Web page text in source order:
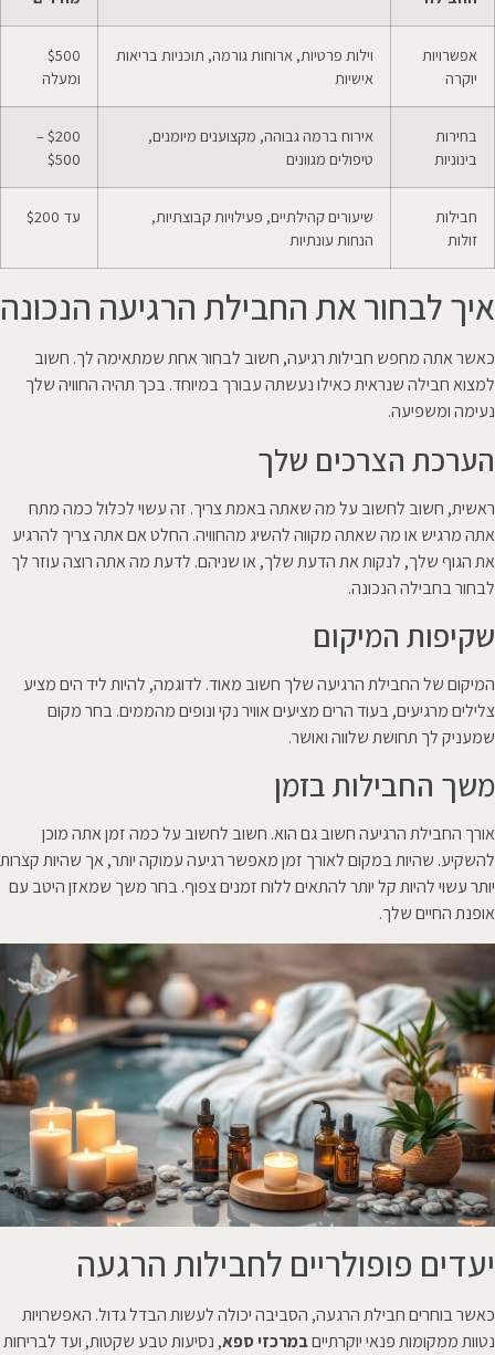
אפשרויות
יוקרה
וילות פרטיות, ארוחות גורמה, תוכניות בריאות
אישיות
$500
ומעלה
בחירות
בינוניות
אירוח ברמה גבוהה, מקצוענים מיומנים,
טיפולים מגוונים
$200 –
$500
חבילות
זולות
שיעורים קהילתיים, פעילויות קבוצתיות,
הנחות עונתיות
עד $200
איך לבחור את החבילת הרגיעה הנכונה
כאשר אתה מחפש חבילות רגיעה, חשוב לבחור אחת שמתאימה לך. חשוב
למצוא חבילה שנראית כאילו נעשתה עבורך במיוחד. בכך תהיה החוויה שלך
נעימה ומשפיעה.
הערכת הצרכים שלך
ראשית, חשוב לחשוב על מה שאתה באמת צריך. זה עשוי לכלול כמה מתח
אתה מרגיש או מה שאתה מקווה להשיג מהחוויה. החלט אם אתה צריך להרגיע
את הגוף שלך, לנקות את הדעת שלך, או שניהם. לדעת מה אתה רוצה עוזר לך
לבחור בחבילה הנכונה.
שקיפות המיקום
המיקום של החבילת הרגיעה שלך חשוב מאוד. לדוגמה, להיות ליד הים מציע
צלילים מרגיעים, בעוד הרים מציעים אוויר נקי ונופים מהממים. בחר מקום
שמעניק לך תחושת שלווה ואושר.
משך החבילות בזמן
אורך החבילת הרגיעה חשוב גם הוא. חשוב לחשוב על כמה זמן אתה מוכן
להשקיע. שהיות במקום לאורך זמן מאפשר רגיעה עמוקה יותר, אך שהיות קצרות
יותר עשוי להיות קל יותר להתאים ללוח זמנים צפוף. בחר משך שמאזן היטב עם
אופנת החיים שלך.
יעדים פופולריים לחבילות הרגעה
כאשר בוחרים חבילת הרגעה, הסביבה יכולה לעשות הבדל גדול. האפשרויות
נטוות ממקומות פנאי יוקרתייםבמרכזי ספא, נסיעות טבע שקטות, ועד לבריחות